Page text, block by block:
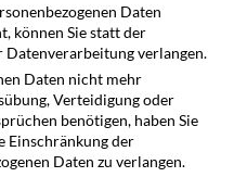
Daten
können Sie statt der
Datenverarbeitung verlangen.
Daten nicht mehr
Verteidigung oder
benötigen, haben Sie
Einschränkung der
Daten zu verlangen.